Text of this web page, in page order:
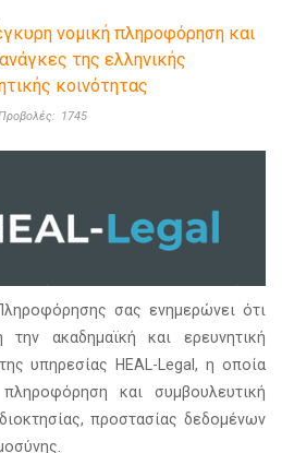
νομική πληροφόρηση και
της ελληνικής
κοινότητας
1745
σας ενημερώνει ότι
ακαδημαϊκή και ερευνητική
υπηρεσίας HEAL-Legal, η οποία
και συμβουλευτική
προστασίας δεδομένων